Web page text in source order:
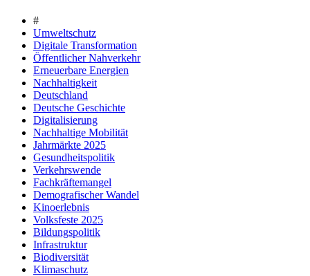
#
Umweltschutz
Digitale Transformation
Öffentlicher Nahverkehr
Erneuerbare Energien
Nachhaltigkeit
Deutschland
Deutsche Geschichte
Digitalisierung
Nachhaltige Mobilität
Jahrmärkte 2025
Gesundheitspolitik
Verkehrswende
Fachkräftemangel
Demografischer Wandel
Kinoerlebnis
Volksfeste 2025
Bildungspolitik
Infrastruktur
Biodiversität
Klimaschutz